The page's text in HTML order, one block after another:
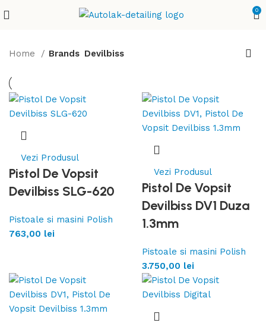
0
Home Brands Devilbiss
Vezi Produsul
Pistol De Vopsit
Devilbiss SLG-620
Pistoale si masini Polish
763,00 lei
Vezi Produsul
Pistol De Vopsit
Devilbiss DV1 Duza
1.3mm
Pistoale si masini Polish
3.750,00 lei